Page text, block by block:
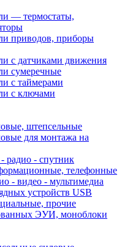
— термостаты,
приводов, приборы
с датчиками движения
сумеречные
с таймерами
с ключами
штепсельные
для монтажа на
радио - спутник
телефонные
- видео - мультимедиа
устройств USB
прочие
ЭУИ, моноблоки